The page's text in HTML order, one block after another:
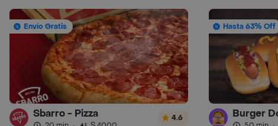
Envío Gratis
Sbarro - Pizza 4.6
Hasta 63% Off
Burger